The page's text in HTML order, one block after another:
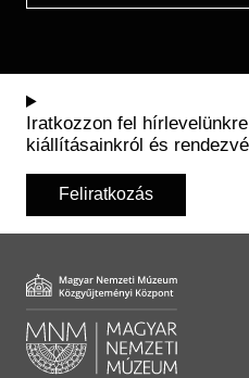
Iratkozzon fel
kiállításainkról és
Feliratkozás